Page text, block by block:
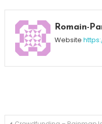
cocktail,
concours,
Fruiss
Verrines
Romain-
Website